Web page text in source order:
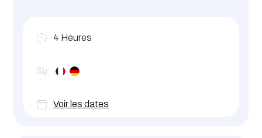
pour les travailleurs désignés (Arrêté ministériel
4 Heures
Voir les dates